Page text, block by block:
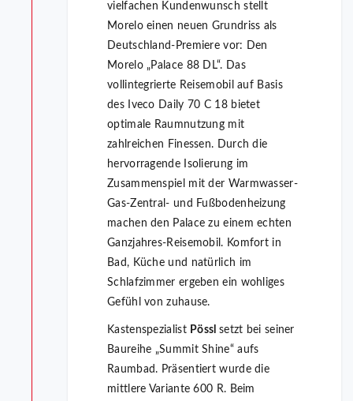
vielfachen Kundenwunsch stellt
Morelo einen neuen Grundriss als
Deutschland-Premiere vor: Den
Morelo „Palace 88 DL“. Das
vollintegrierte Reisemobil auf Basis
des Iveco Daily 70 C 18 bietet
optimale Raumnutzung mit
zahlreichen Finessen. Durch die
hervorragende Isolierung im
Zusammenspiel mit der Warmwasser-
Gas-Zentral- und Fußbodenheizung
machen den Palace zu einem echten
Ganzjahres-Reisemobil. Komfort in
Bad, Küche und natürlich im
Schlafzimmer ergeben ein wohliges
Gefühl von zuhause.
Kastenspezialist Pössl setzt bei seiner
Baureihe „Summit Shine“ aufs
Raumbad. Präsentiert wurde die
mittlere Variante 600 R. Beim